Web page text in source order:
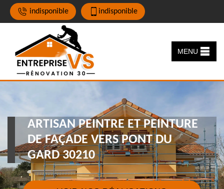
indisponible indisponible
MENU
ARTISAN PEINTRE ET PEINTURE
DE FAÇADE VERS PONT DU
GARD 30210